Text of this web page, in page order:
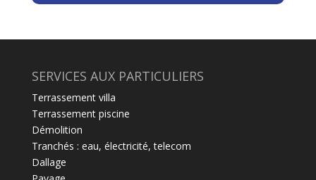
SERVICES AUX PARTICULIERS
Terrassement villa
Terrassement piscine
Démolition
Tranchés : eau, électricité, telecom
Dallage